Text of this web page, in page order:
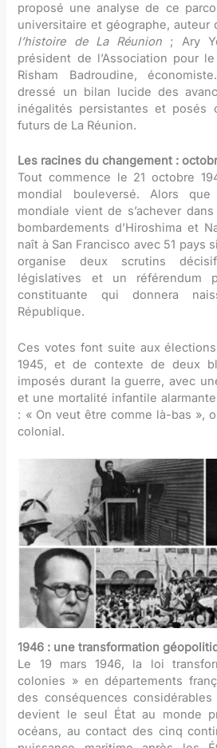
proposé une analyse de ce
universitaire et géographe, auteur
l’histoire de La Réunion ; Ary
président de l’Association pour
Risham Badroudine,
dressé un bilan lucide des
inégalités persistantes et
futurs de La Réunion.
Les racines du changement :
Tout commence le 21 octobre
mondial bouleversé. Alors
mondiale vient de s’achever
bombardements d’Hiroshima et
naît à San Francisco avec 51 pays
organise deux scrutins
législatives et un référendum
constituante qui donnera
République.
Ces votes font suite aux
1945, et de contexte de deux
imposés durant la guerre, avec
et une mortalité infantile
: « On veut être comme là-bas »,
colonial.
1946 : une transformation
Le 19 mars 1946, la loi
colonies » en départements
des conséquences
devient le seul État au monde
océans, au contact des cinq